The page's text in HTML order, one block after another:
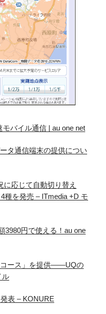
バイル通信 | au one net
タ通信端末の提供につい
応じて自動切り替え
を発売 – ITmedia +D モ
3980円で使える！au one
コース」を提供――UQの
ル
表 – KONURE